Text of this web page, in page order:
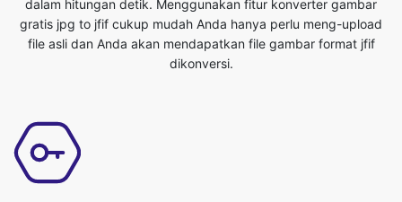
Aman dan Aman
Ini adalah alat konverter yang ramah pengguna jpg ke jfif.
Tidak ada pengetahuan tambahan yang diperlukan untuk alat